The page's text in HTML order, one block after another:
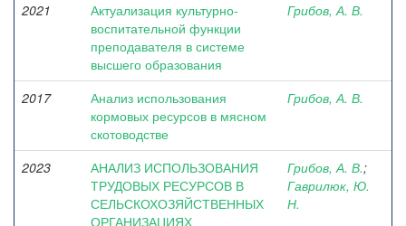
2021
Актуализация культурно-
воспитательной функции
преподавателя в системе
высшего образования
Грибов, А. В.
2017
Анализ использования
кормовых ресурсов в мясном
скотоводстве
Грибов, А. В.
2023
АНАЛИЗ ИСПОЛЬЗОВАНИЯ
ТРУДОВЫХ РЕСУРСОВ В
СЕЛЬСКОХОЗЯЙСТВЕННЫХ
ОРГАНИЗАЦИЯХ
Грибов, А. В.;
Гаврилюк, Ю.
Н.